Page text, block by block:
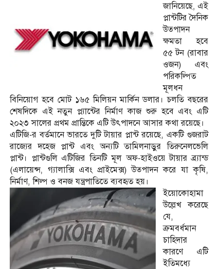
জানিয়েছে, এই
প্লান্টটির দৈনিক
উত্পাদন
ক্ষমতা হবে
৫৫ টন (রাবার
ওজন) এবং
পরিকল্পিত
মূলধন
বিনিয়োগ হবে মোট ১৬৫ মিলিয়ন মার্কিন ডলার। চলতি বছরের
শেষদিকে এই নতুন প্ল্যান্টের নির্মাণ কাজ শুরু হবে এবং এটি
২০২৩ সালের প্রথম প্রান্তিকে এটি উৎপাদনে আসার কথা রয়েছে।
এটিজি-র বর্তমানে ভারতে দুটি টায়ার প্লান্ট রয়েছে, একটি গুজরাট
রাজ্যের দহেজ প্লান্ট এবং অন্যটি তামিলনাড়ুর তিরুনেলভেলি
প্লান্ট। প্লান্টগুলি এটিজির তিনটি মূল অফ-হাইওয়ে টায়ার ব্র্যান্ড
(এলায়েন্স, গ্যালাক্সি এবং প্রাইমেক্স) উত্পাদন করে যা কৃষি,
নির্মাণ, শিল্প ও বনজ যন্ত্রপাতিতে ব্যবহৃত হয়।
ইয়োকোহামা
উল্লেখ করেছে
যে,
ক্রমবর্ধমান
চাহিদার
কারণে এটি
ইতিমধ্যে